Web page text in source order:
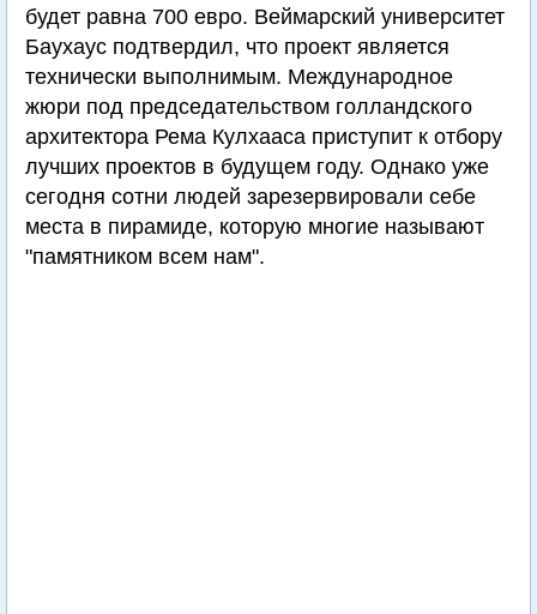
будет равна 700 евро. Веймарский университет
Баухаус подтвердил, что проект является
технически выполнимым. Международное
жюри под председательством голландского
архитектора Рема Кулхааса приступит к отбору
лучших проектов в будущем году. Однако уже
сегодня сотни людей зарезервировали себе
места в пирамиде, которую многие называют
"памятником всем нам".